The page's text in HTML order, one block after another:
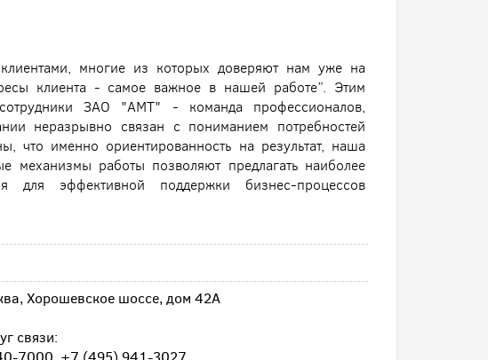
многие из которых доверяют нам уже на
клиента - самое важное в нашей работе”. Этим
ЗАО "АМТ" - команда профессионалов,
неразрывно связан с пониманием потребностей
что именно ориентированность на результат, наша
механизмы работы позволяют предлагать наиболее
для эффективной поддержки бизнес-процессов
Хорошевское шоссе, дом 42А
связи: